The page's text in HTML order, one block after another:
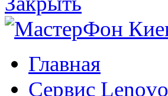
Главная
Сервис Lenovo